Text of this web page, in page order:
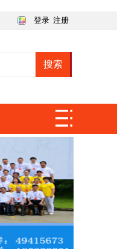
登录 注册
搜索